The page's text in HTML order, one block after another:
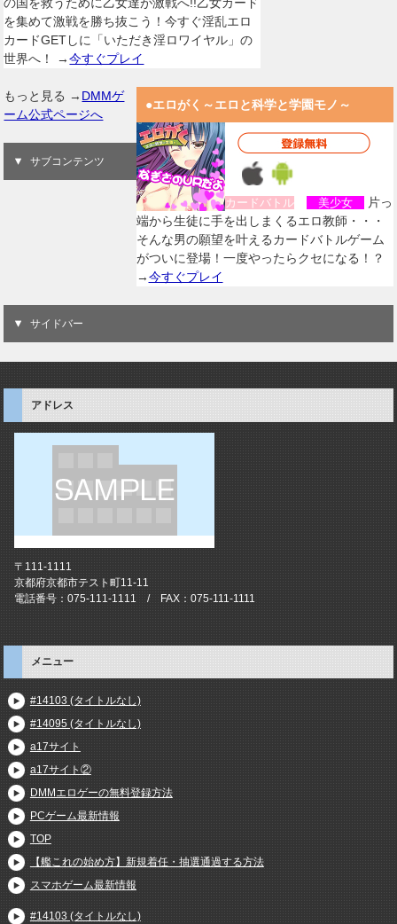
の国を救うために乙女達が激戦へ!!乙女カード
を集めて激戦を勝ち抜こう！今すぐ淫乱エロ
カードGETしに「いただき淫ロワイヤル」の
世界へ！ →今すぐプレイ
●エロがく～エロと科学と学園モノ～
カードバトル 美少女
片っ
端から生徒に手を出しまくるエロ教師・・・
そんな男の願望を叶えるカードバトルゲーム
がついに登場！一度やったらクセになる！？
→今すぐプレイ
もっと見る → DMMゲ
ーム公式ページへ
サブコンテンツ
サイドバー
アドレス
〒111-1111
京都府京都市テスト町11-11
電話番号：075-111-1111 / FAX：075-111-1111
メニュー
#14103 (タイトルなし)
#14095 (タイトルなし)
a17サイト
a17サイト②
DMMエロゲーの無料登録方法
PCゲーム最新情報
TOP
【艦これの始め方】新規着任・抽選通過する方法
スマホゲーム最新情報
#14103 (タイトルなし)